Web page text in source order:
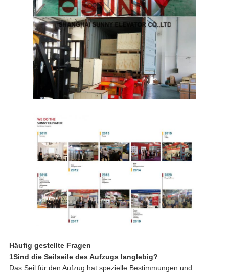
Häufig gestellte Fragen
1Sind die Seilseile des Aufzugs langlebig?
Das Seil für den Aufzug hat spezielle Bestimmungen und